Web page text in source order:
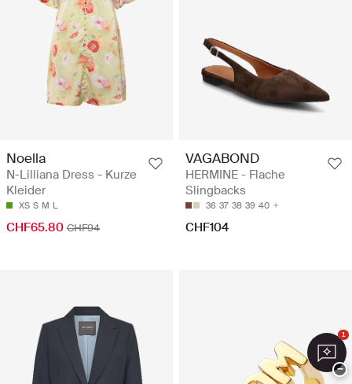
Noella
N-Lilliana Dress - Kurze
Kleider
XS S M L
CHF65.80 CHF94
VAGABOND
HERMINE - Flache
Slingbacks
36 37 38 39 40
CHF104
1
−